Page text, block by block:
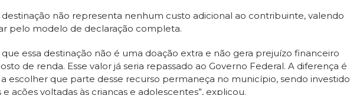
destinação não representa nenhum custo adicional ao contribuinte, valendo
pelo modelo de declaração completa.
essa destinação não é uma doação extra e não gera prejuízo financeiro
de renda. Esse valor já seria repassado ao Governo Federal. A diferença é
escolher que parte desse recurso permaneça no município, sendo investido
ações voltadas às crianças e adolescentes”, explicou.